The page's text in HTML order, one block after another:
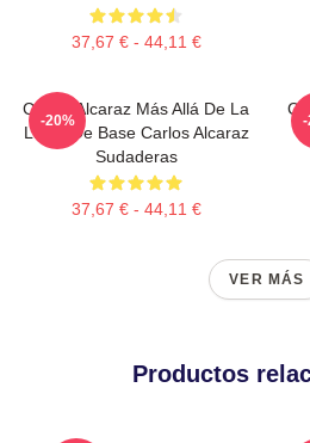
37,67 € - 44,11 €
Carlos Alcaraz Más Allá De La
Línea De Base Carlos Alcaraz
Sudaderas
37,67 € - 44,11 €
-20% -
VER MÁS
Productos